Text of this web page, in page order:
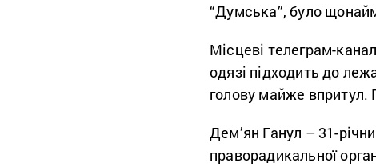
“Думська”, було
Місцеві телеграм-
одязі підходить до
голову майже
Дем’ян Ганул – 31-
праворадикальної